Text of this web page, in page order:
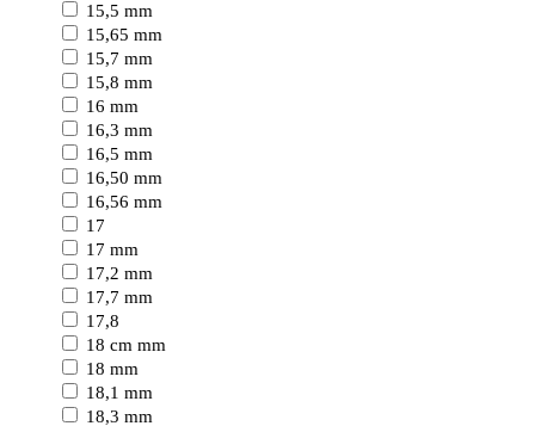
15,5 mm
15,65 mm
15,7 mm
15,8 mm
16 mm
16,3 mm
16,5 mm
16,50 mm
16,56 mm
17
17 mm
17,2 mm
17,7 mm
17,8
18 cm mm
18 mm
18,1 mm
18,3 mm